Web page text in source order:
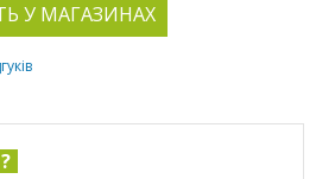
У МАГАЗИНАХ
?